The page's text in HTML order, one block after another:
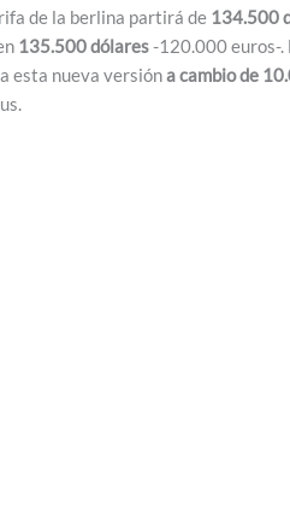
de la berlina partirá de 134.500
135.500 dólares-120.000 euros-.
esta nueva versióna cambio de